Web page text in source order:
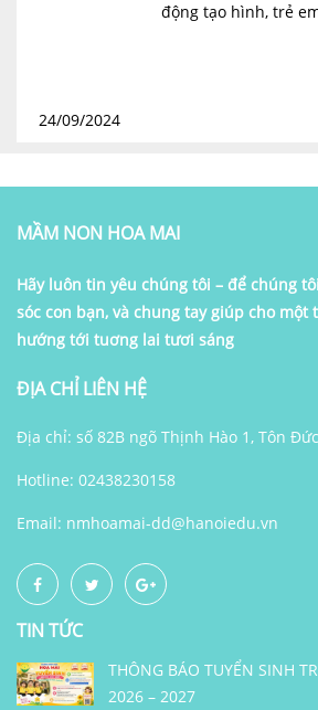
động tạo hình, trẻ
24/09/2024
MẦM NON HOA MAI
Hãy luôn tin yêu chúng tôi – để chúng
sóc con bạn, và chung tay giúp cho một
hướng tới tuơng lai tươi sáng
ĐỊA CHỈ LIÊN HỆ
Địa chỉ: số 82B ngõ Thịnh Hào 1, Tôn
Hotline: 02438230158
Email: nmhoamai-dd@hanoiedu.vn
TIN TỨC
THÔNG BÁO TUYỂN SINH
2026 – 2027